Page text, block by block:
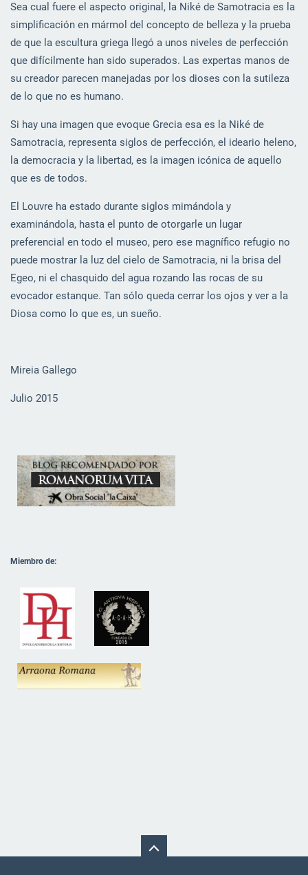
Sea cual fuere el aspecto original, la Niké de Samotracia es la
simplificación en mármol del concepto de belleza y la prueba
de que la escultura griega llegó a unos niveles de perfección
que difícilmente han sido superados. Las expertas manos de
su creador parecen manejadas por los dioses con la sutileza
de lo que no es humano.
Si hay una imagen que evoque Grecia esa es la Niké de
Samotracia, representa siglos de perfección, el ideario heleno,
la democracia y la libertad, es la imagen icónica de aquello
que es de todos.
El Louvre ha estado durante siglos mimándola y
examinándola, hasta el punto de otorgarle un lugar
preferencial en todo el museo, pero ese magnífico refugio no
puede mostrar la luz del cielo de Samotracia, ni la brisa del
Egeo, ni el chasquido del agua rozando las rocas de su
evocador estanque. Tan sólo queda cerrar los ojos y ver a la
Diosa como lo que es, un sueño.
Mireia Gallego
Julio 2015
Miembro de: